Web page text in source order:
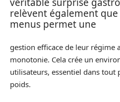
relèvent également
menus permet une
gestion efficace de leur régime
monotonie. Cela crée un
utilisateurs, essentiel dans tout
poids.